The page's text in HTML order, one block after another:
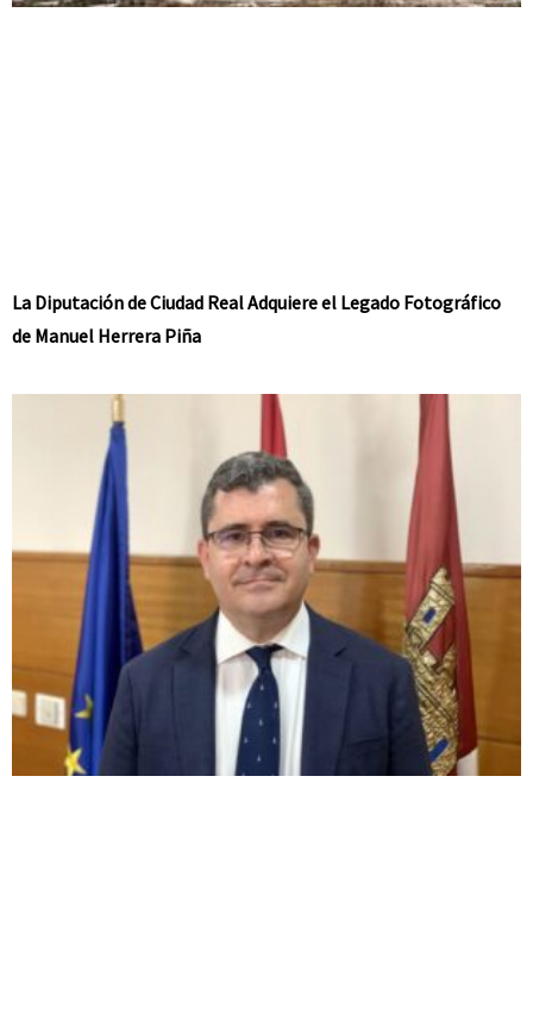
La Diputación de Ciudad Real Adquiere el Legado Fotográfico
de Manuel Herrera Piña